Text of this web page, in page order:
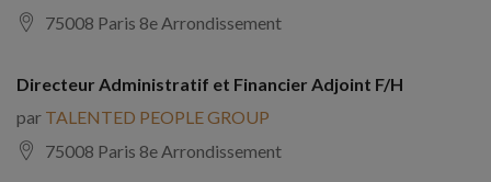
75008 Paris 8e Arrondissement
Directeur Administratif et Financier Adjoint F/H
par TALENTED PEOPLE GROUP
75008 Paris 8e Arrondissement